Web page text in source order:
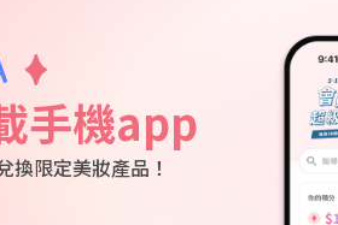
評價
手機app
換限定美妝產品！